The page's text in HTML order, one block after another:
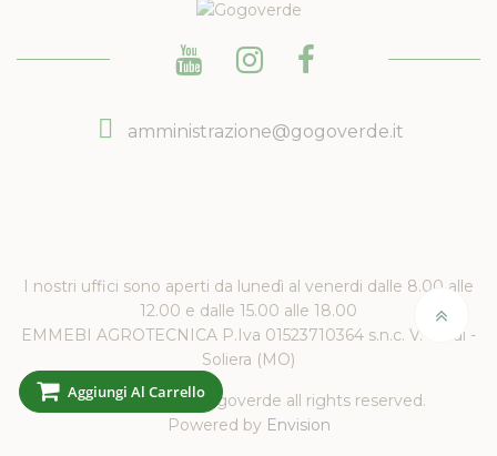
Aggiungi Al Carrello
amministrazione@gogoverde.it
I nostri uffici sono aperti da lunedì al venerdi dalle 8.00 alle
12.00 e dalle 15.00 alle 18.00
EMMEBI AGROTECNICA P.Iva 01523710364 s.n.c. V. Verdi -
Soliera (MO)
Copyright 2019 Gogoverde all rights reserved.
Powered by Envision